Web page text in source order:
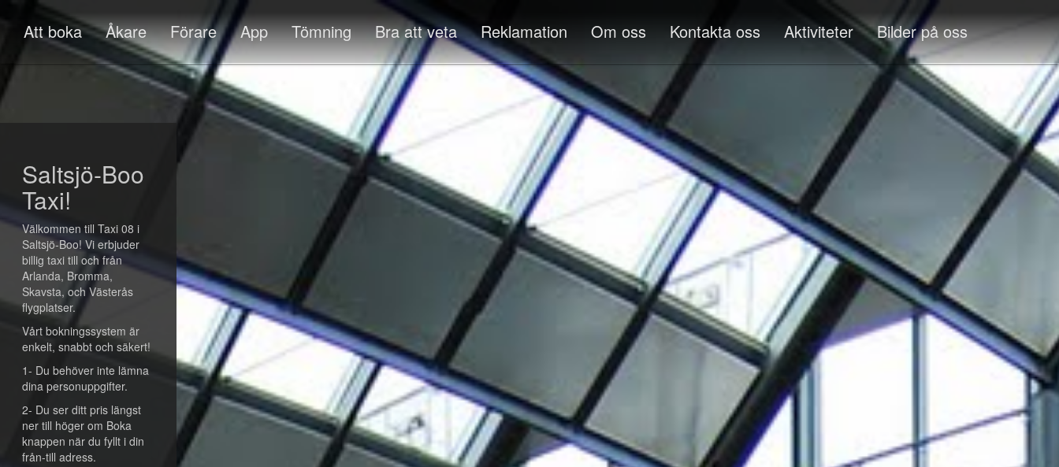
Att boka Åkare Förare App Tömning Bra att veta Reklamation Om oss Kontakta oss Aktiviteter Bilder på oss
Saltsjö-Boo
Taxi!
Välkommen till Taxi 08 i
Saltsjö-Boo! Vi erbjuder
billig taxi till och från
Arlanda, Bromma,
Skavsta, och Västerås
flygplatser.
Vårt bokningssystem är
enkelt, snabbt och säkert!
1- Du behöver inte lämna
dina personuppgifter.
2- Du ser ditt pris längst
ner till höger om Boka
knappen när du fyllt i din
från-till adress.